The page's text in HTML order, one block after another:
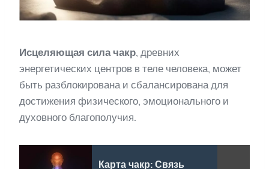
Исцеляющая сила чакр, древних
энергетических центров в теле человека, может
быть разблокирована и сбалансирована для
достижения физического, эмоционального и
духовного благополучия.
Карта чакр: Связь